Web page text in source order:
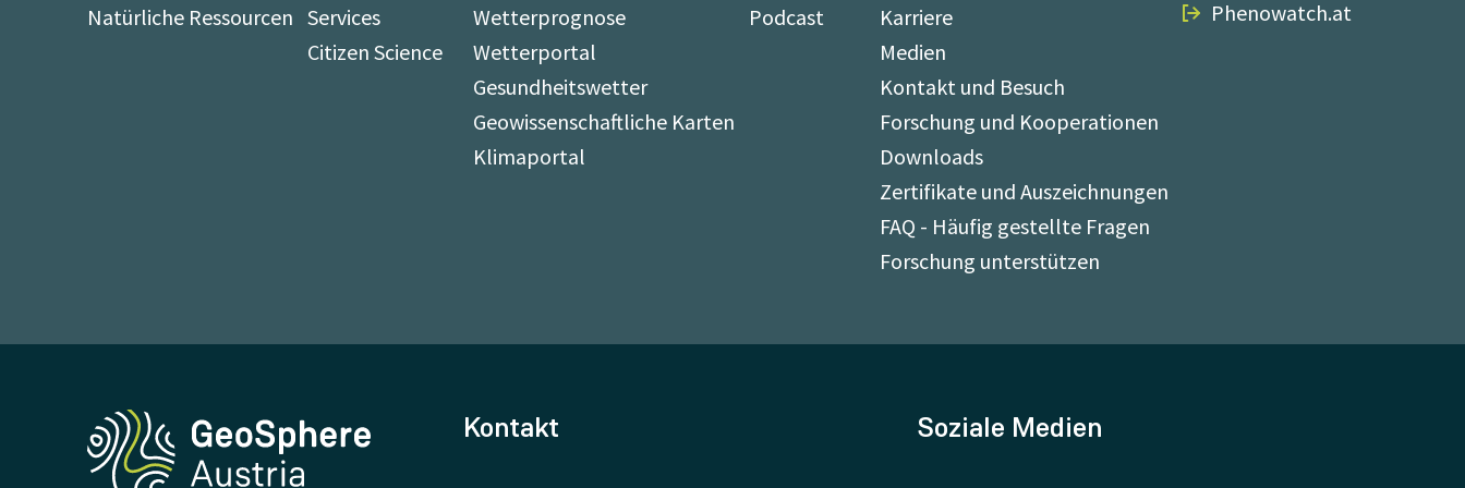
Natürliche Ressourcen Services
Citizen Science
Wetterprognose
Wetterportal
Gesundheitswetter
Geowissenschaftliche Karten
Klimaportal
Podcast
Karriere
Medien
Kontakt und Besuch
Forschung und Kooperationen
Downloads
Zertifikate und Auszeichnungen
FAQ - Häufig gestellte Fragen
Forschung unterstützen
Phenowatch.at
Kontakt Soziale Medien